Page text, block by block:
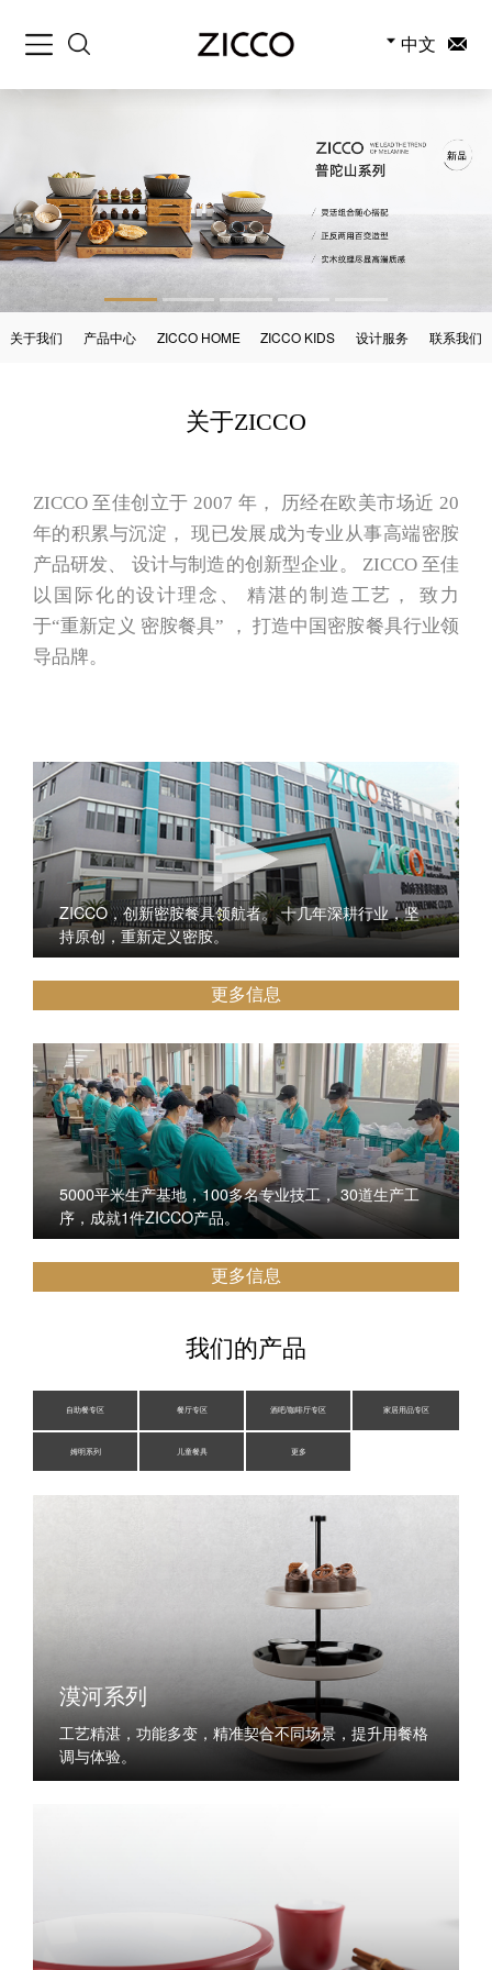
中文
关于我们 产品中心 ZICCO HOME ZICCO KIDS 设计服务 联系我们
关于ZICCO
ZICCO 至佳创立于 2007 年， 历经在欧美市场近 20
年的积累与沉淀， 现已发展成为专业从事高端密胺
产品研发、 设计与制造的创新型企业。 ZICCO 至佳
以国际化的设计理念、 精湛的制造工艺， 致力
于“重新定义 密胺餐具” ， 打造中国密胺餐具行业领
导品牌。
ZICCO，创新密胺餐具领航者。 十几年深耕行业，坚
持原创，重新定义密胺。
更多信息
5000平米生产基地，100多名专业技工， 30道生产工
序，成就1件ZICCO产品。
更多信息
我们的产品
自助餐专区 餐厅专区 酒吧/咖啡厅专区 家居用品专区
姆明系列 儿童餐具 更多
漠河系列
工艺精湛，功能多变，精准契合不同场景，提升用餐格
调与体验。